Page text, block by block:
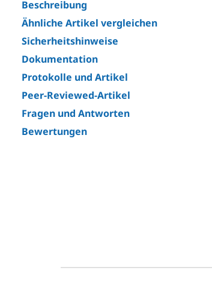
Beschreibung
Ähnliche Artikel vergleichen
Sicherheitshinweise
Dokumentation
Protokolle und Artikel
Peer-Reviewed-Artikel
Fragen und Antworten
Bewertungen